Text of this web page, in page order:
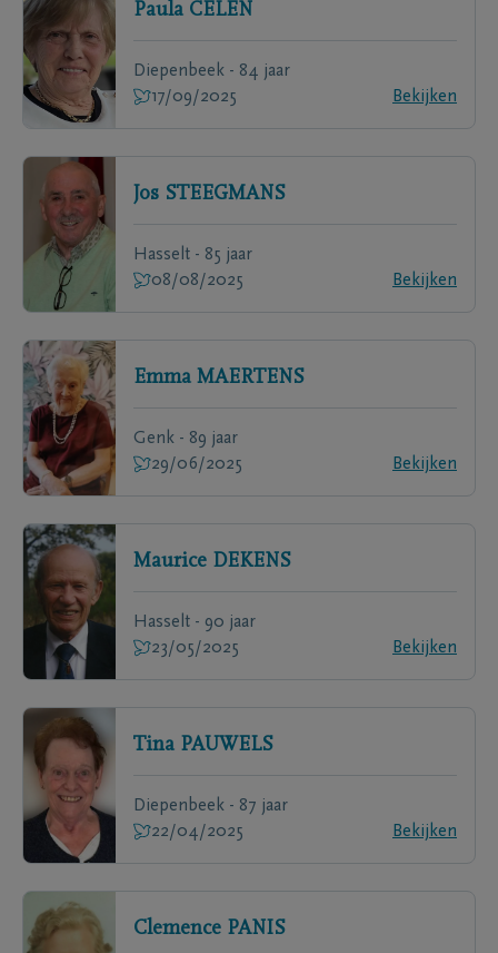
Paula CELEN
Diepenbeek - 84 jaar
17/09/2025
Bekijken
Jos STEEGMANS
Hasselt - 85 jaar
08/08/2025
Bekijken
Emma MAERTENS
Genk - 89 jaar
29/06/2025
Bekijken
Maurice DEKENS
Hasselt - 90 jaar
23/05/2025
Bekijken
Tina PAUWELS
Diepenbeek - 87 jaar
22/04/2025
Bekijken
Clemence PANIS